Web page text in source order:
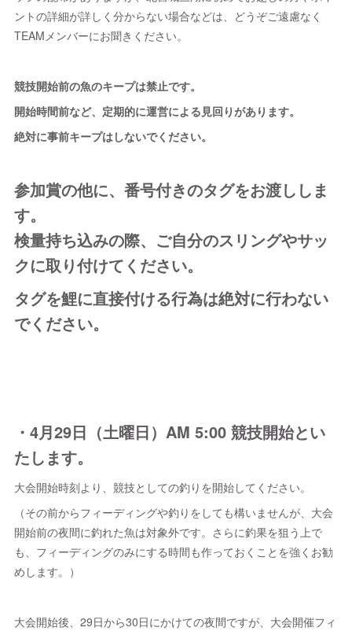
ントの詳細が詳しく分からない場合などは、どうぞご遠慮なく
TEAMメンバーにお聞きください。
競技開始前の魚のキープは禁止です。
開始時間前など、定期的に運営による見回りがあります。
絶対に事前キープはしないでください。
参加賞の他に、番号付きのタグをお渡ししま
す。
検量持ち込みの際、ご自分のスリングやサッ
クに取り付けてください。
タグを鯉に直接付ける行為は絶対に行わない
でください。
・4月29日（土曜日）AM 5:00 競技開始とい
たします。
大会開始時刻より、競技としての釣りを開始してください。
（その前からフィーディングや釣りをしても構いませんが、大会
開始前の夜間に釣れた魚は対象外です。さらに釣果を狙う上で
も、フィーディングのみにする時間も作っておくことを強くお勧
めします。）
大会開始後、29日から30日にかけての夜間ですが、大会開催フィ